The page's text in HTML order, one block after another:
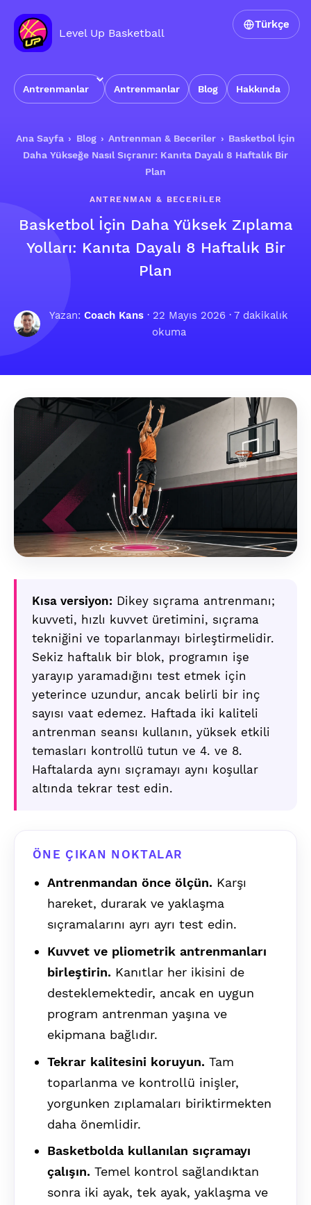
Level Up Basketball
Antrenmanlar Antrenmanlar Blog Hakkında
Türkçe
Ana Sayfa › Blog › Antrenman & Beceriler › Basketbol İçin
Daha Yükseğe Nasıl Sıçranır: Kanıta Dayalı 8 Haftalık Bir
Plan
ANTRENMAN & BECERILER
Basketbol İçin Daha Yüksek Zıplama
Yolları: Kanıta Dayalı 8 Haftalık Bir
Plan
Yazan: Coach Kans · 22 Mayıs 2026 · 7 dakikalık
okuma
Kısa versiyon: Dikey sıçrama antrenmanı;
kuvveti, hızlı kuvvet üretimini, sıçrama
tekniğini ve toparlanmayı birleştirmelidir.
Sekiz haftalık bir blok, programın işe
yarayıp yaramadığını test etmek için
yeterince uzundur, ancak belirli bir inç
sayısı vaat edemez. Haftada iki kaliteli
antrenman seansı kullanın, yüksek etkili
temasları kontrollü tutun ve 4. ve 8.
Haftalarda aynı sıçramayı aynı koşullar
altında tekrar test edin.
ÖNE ÇIKAN NOKTALAR
Antrenmandan önce ölçün. Karşı
hareket, durarak ve yaklaşma
sıçramalarını ayrı ayrı test edin.
Kuvvet ve pliometrik antrenmanları
birleştirin. Kanıtlar her ikisini de
desteklemektedir, ancak en uygun
program antrenman yaşına ve
ekipmana bağlıdır.
Tekrar kalitesini koruyun. Tam
toparlanma ve kontrollü inişler,
yorgunken zıplamaları biriktirmekten
daha önemlidir.
Basketbolda kullanılan sıçramayı
çalışın. Temel kontrol sağlandıktan
sonra iki ayak, tek ayak, yaklaşma ve